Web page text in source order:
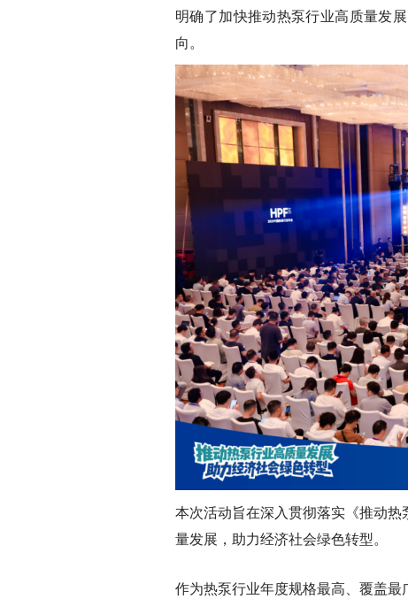
明确了加快推动热泵行业高质量发
向。
本次活动旨在深入贯彻落实《推动
量发展，助力经济社会绿色转型。
作为热泵行业年度规格最高、覆盖